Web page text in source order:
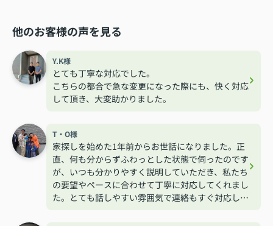
他のお客様の声を見る
Y.K様
とても丁寧な対応でした。
こちらの都合で急な変更になった際にも、快く対応
して頂き、大変助かりました。
T・O様
家探しを始めた1年前からお世話になりました。正
直、何も分からずふわっとした状態で伺ったのです
が、いつも分かりやすく説明していただき、私たち
の要望やペースに合わせて丁寧に対応してくれまし
た。とても話しやすい雰囲気で連絡もすぐ対応して